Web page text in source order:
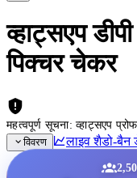
व्हाट्सएप
पिक्चर चेकर
महत्वपूर्ण सूचना: व्हाट्सएप
विवरण
लाइव शैडो-बैन